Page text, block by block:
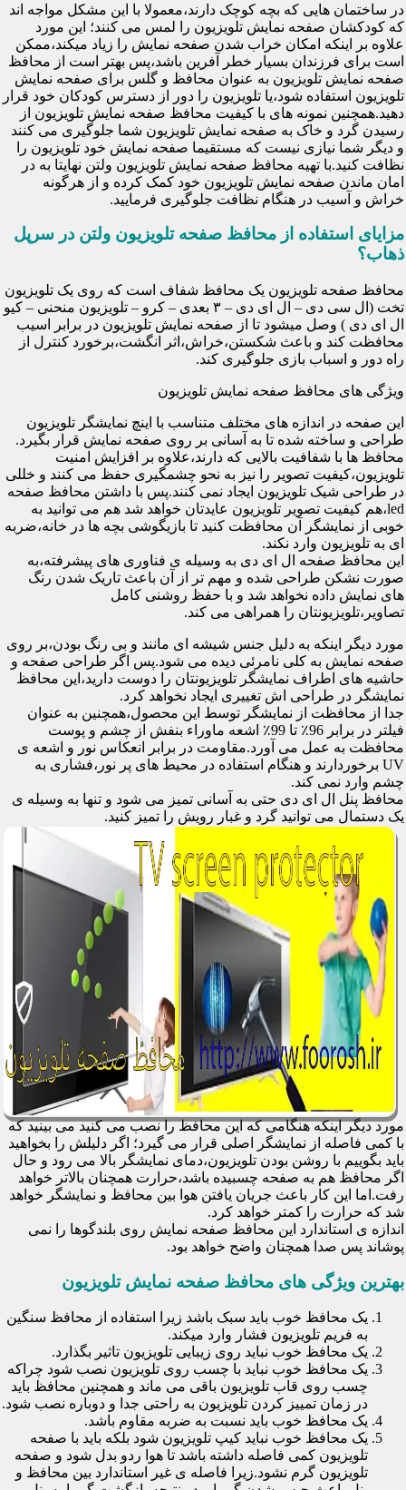
در ساختمان هایی که بچه کوچک دارند،معمولا با این مشکل مواجه اند
که کودکشان صفحه نمایش تلویزیون را لمس می کنند؛ این مورد
علاوه بر اینکه امکان خراب شدن صفحه نمایش را زیاد میکند،ممکن
است برای فرزندان بسیار خطر آفرین باشد،پس بهتر است از محافظ
صفحه نمایش تلویزیون به عنوان محافظ و گلس برای صفحه نمایش
تلویزیون استفاده شود،یا تلویزیون را دور از دسترس کودکان خود قرار
دهید.همچنین نمونه های با کیفیت محافظ صفحه نمایش تلویزیون از
رسیدن گرد و خاک به صفحه نمایش تلویزیون شما جلوگیری می کنند
و دیگر شما نیازی نیست که مستقیما صفحه نمایش خود تلویزیون را
نظافت کنید.با تهیه محافظ صفحه نمایش تلویزیون ولتن نهایتا به در
امان ماندن صفحه نمایش تلویزیون خود کمک کرده و از هرگونه
خراش و آسیب در هنگام نظافت جلوگیری فرمایید.
مزایای استفاده از محافظ صفحه تلویزیون ولتن در سرپل
ذهاب؟
محافظ صفحه تلویزیون یک محافظ شفاف است که روی یک تلویزیون
تخت (ال سی دی – ال ای دی – ۳ بعدی – کرو – تلویزیون منحنی – کیو
ال ای دی ) وصل میشود تا از صفحه نمایش تلویزیون در برابر اسیب
محافظت کند و باعث شکستن،خراش،اثر انگشت،برخورد کنترل از
راه دور و اسباب بازی جلوگیری کند.
ویژگی های محافظ صفحه نمایش تلویزیون
این صفحه در اندازه های مختلف متناسب با اینچ نمایشگر تلویزیون
طراحی و ساخته شده تا به آسانی بر روی صفحه نمایش قرار بگیرد.
محافظ ها با شفافیت بالایی که دارند،علاوه بر افزایش امنیت
تلویزیون،کیفیت تصویر را نیز به نحو چشمگیری حفظ می کنند و خللی
در طراحی شیک تلویزیون ایجاد نمی کنند.پس با داشتن محافظ صفحه
led،هم کیفیت تصویر تلویزیون عایدتان خواهد شد هم می توانید به
خوبی از نمایشگر آن محافظت کنید تا بازیگوشی بچه ها در خانه،ضربه
ای به تلویزیون وارد نکند.
این محافظ صفحه ال ای دی به وسیله ی فناوری های پیشرفته،به
صورت نشکن طراحی شده و مهم تر از آن باعث تاریک شدن رنگ
های نمایش داده نخواهد شد و با حفظ روشنی کامل
تصاویر،تلویزیونتان را همراهی می کند.
مورد دیگر اینکه به دلیل جنس شیشه ای مانند و بی رنگ بودن،بر روی
صفحه نمایش به کلی نامرئی دیده می شود.پس اگر طراحی صفحه و
حاشیه های اطراف نمایشگر تلویزیونتان را دوست دارید،این محافظ
نمایشگر در طراحی اش تغییری ایجاد نخواهد کرد.
جدا از محافظت از نمایشگر توسط این محصول،همچنین به عنوان
فیلتر در برابر 96٪ تا 99٪ اشعه ماوراء بنفش از چشم و پوست
محافظت به عمل می آورد.مقاومت در برابر انعکاس نور و اشعه ی
UV برخوردارند و هنگام استفاده در محیط های پر نور،فشاری به
چشم وارد نمی کند.
محافظ پنل ال ای دی حتی به آسانی تمیز می شود و تنها به وسیله ی
یک دستمال می توانید گرد و غبار رویش را تمیز کنید.
مورد دیگر اینکه هنگامی که این محافظ را نصب می کنید می بینید که
با کمی فاصله از نمایشگر اصلی قرار می گیرد؛ اگر دلیلش را بخواهید
باید بگوییم با روشن بودن تلویزیون،دمای نمایشگر بالا می رود و حال
اگر محافظ هم به صفحه چسبیده باشد،حرارت همچنان بالاتر خواهد
رفت.اما این کار باعث جریان یافتن هوا بین محافظ و نمایشگر خواهد
شد که حرارت را کمتر خواهد کرد.
اندازه ی استاندارد این محافظ صفحه نمایش روی بلندگوها را نمی
پوشاند پس صدا همچنان واضح خواهد بود.
بهترین ویژگی های محافظ صفحه نمایش تلویزیون
یک محافظ خوب باید سبک باشد زیرا استفاده از محافظ سنگین
به فریم تلویزیون فشار وارد میکند.
یک محافظ خوب نباید روی زیبایی تلویزیون تاثیر بگذارد.
یک محافظ خوب نباید با چسب روی تلویزیون نصب شود چراکه
چسب روی قاب تلویزیون باقی می ماند و همچنین محافظ باید
در زمان تمییز کردن تلویزیون به راحتی جدا و دوباره نصب شود.
یک محافظ خوب باید نسبت به ضربه مقاوم باشد.
یک محافظ خوب نباید کیپ تلویزیون شود بلکه باید با صفحه
تلویزیون کمی فاصله داشته باشد تا هوا ردو بدل شود و صفحه
تلویزیون گرم نشود.زیرا فاصله ی غیر استاندارد بین محافظ و